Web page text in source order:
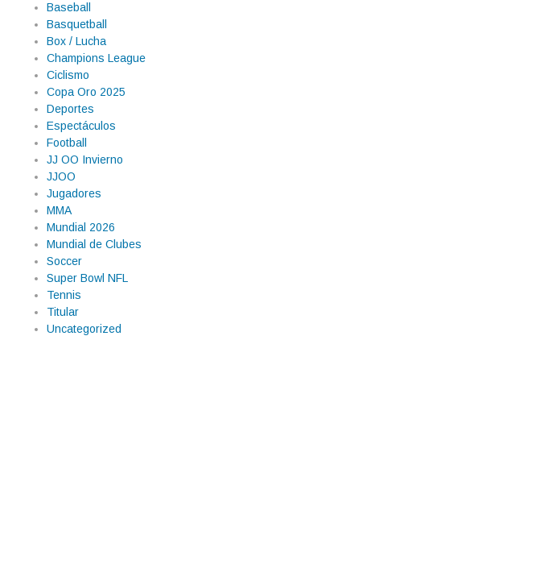
Baseball
Basquetball
Box / Lucha
Champions League
Ciclismo
Copa Oro 2025
Deportes
Espectáculos
Football
JJ OO Invierno
JJOO
Jugadores
MMA
Mundial 2026
Mundial de Clubes
Soccer
Super Bowl NFL
Tennis
Titular
Uncategorized